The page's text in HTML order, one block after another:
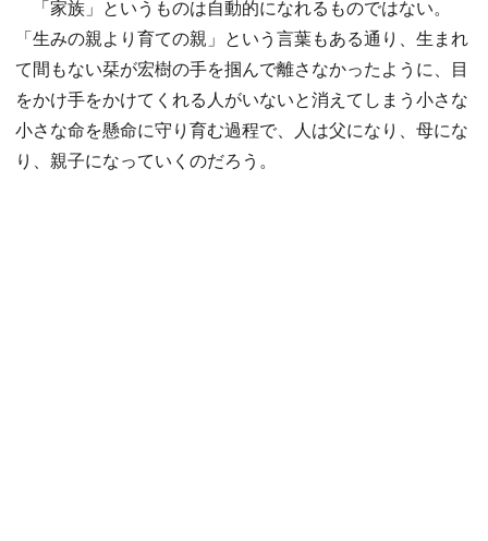
「家族」というものは自動的になれるものではない。
「生みの親より育ての親」という言葉もある通り、生まれ
て間もない栞が宏樹の手を掴んで離さなかったように、目
をかけ手をかけてくれる人がいないと消えてしまう小さな
小さな命を懸命に守り育む過程で、人は父になり、母にな
り、親子になっていくのだろう。